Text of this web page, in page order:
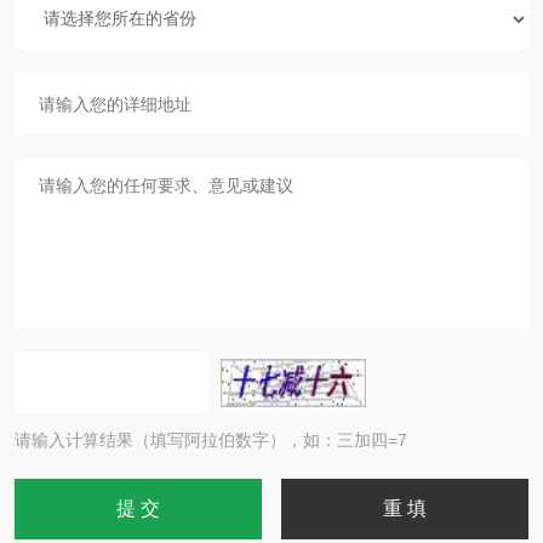
请输入计算结果（填写阿拉伯数字），如：三加四=7